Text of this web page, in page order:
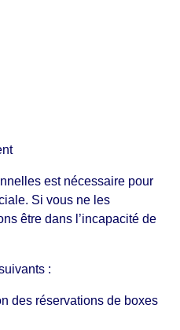
est nécessaire pour
Si vous ne les
être dans l’incapacité de
:
des réservations de boxes